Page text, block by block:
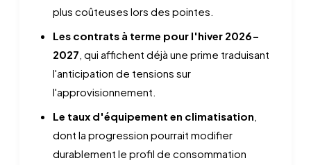
plus coûteuses lors des pointes.
Les contrats à terme pour l'hiver 2026-
2027, qui affichent déjà une prime traduisant
l'anticipation de tensions sur
l'approvisionnement.
Le taux d'équipement en climatisation,
dont la progression pourrait modifier
durablement le profil de consommation